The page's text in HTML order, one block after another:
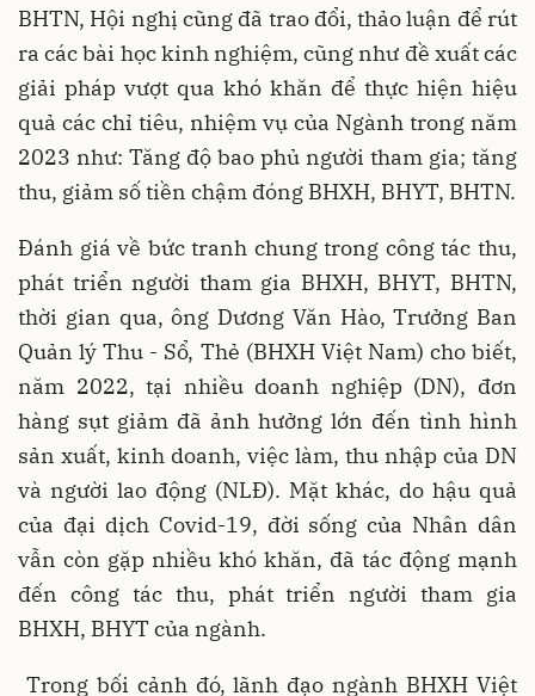
BHTN, Hội nghị cũng đã trao đổi, thảo luận để rút
ra các bài học kinh nghiệm, cũng như đề xuất các
giải pháp vượt qua khó khăn để thực hiện hiệu
quả các chỉ tiêu, nhiệm vụ của Ngành trong năm
2023 như: Tăng độ bao phủ người tham gia; tăng
thu, giảm số tiền chậm đóng BHXH, BHYT, BHTN.
Đánh giá về bức tranh chung trong công tác thu,
phát triển người tham gia BHXH, BHYT, BHTN,
thời gian qua, ông Dương Văn Hào, Trưởng Ban
Quản lý Thu - Sổ, Thẻ (BHXH Việt Nam) cho biết,
năm 2022, tại nhiều doanh nghiệp (DN), đơn
hàng sụt giảm đã ảnh hưởng lớn đến tình hình
sản xuất, kinh doanh, việc làm, thu nhập của DN
và người lao động (NLĐ). Mặt khác, do hậu quả
của đại dịch Covid-19, đời sống của Nhân dân
vẫn còn gặp nhiều khó khăn, đã tác động mạnh
đến công tác thu, phát triển người tham gia
BHXH, BHYT của ngành.
Trong bối cảnh đó, lãnh đạo ngành BHXH Việt